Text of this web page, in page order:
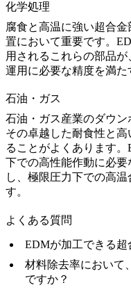
化学処理
腐食と高温に強い超合金
置において重要です。
用されるこれらの部品
運用に必要な精度を満た
石油・ガス
石油・ガス産業のダウ
その卓越した耐食性と
ることがよくあります
下での高性能作動に必
し、極限圧力下での高温
す。
よくある質問
EDMが加工できる超
材料除去率において
ですか？